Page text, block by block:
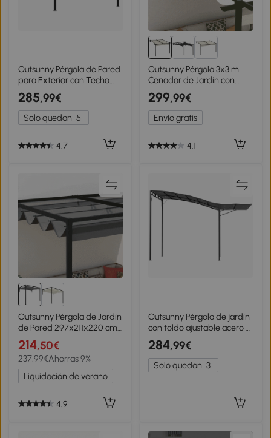
Outsunny Pérgola de Pared
para Exterior con Techo
Retráctil para Patio Terraza
Jardín 390x290x220 cm
Crema
285,99€
Solo quedan 5
4.7
Outsunny Pérgola 3x3 m
Cenador de Jardín con
Techo Retráctil de Poliéster
y Marco de Acero Crema y
Gris Oscuro
299,99€
Envío gratis
4.1
Outsunny Pérgola de Jardín
de Pared 297x211x220 cm
Cenador con Techo
Retráctil y Marco de Acero
para Patio Terraza Gris
Oscuro
214,50€
237,99€Ahorras 9%
Liquidación de verano
4.9
Outsunny Pérgola de jardín
con toldo ajustable acero y
poliéster de alta densidad
3 x 2,5 m gris oscuro
284,99€
Solo quedan 3